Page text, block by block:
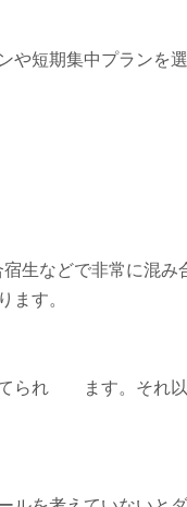
や短期集中プランを
生などで非常に混み
ます。
てられ ます。それ